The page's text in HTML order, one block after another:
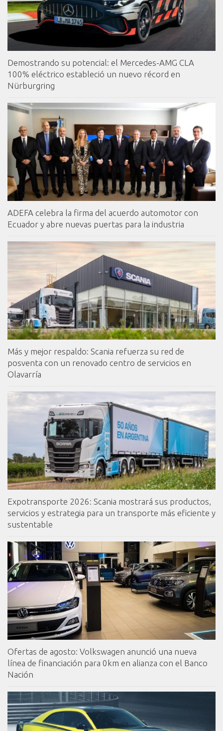
Demostrando su potencial: el Mercedes-AMG CLA
100% eléctrico estableció un nuevo récord en
Nürburgring
ADEFA celebra la firma del acuerdo automotor con
Ecuador y abre nuevas puertas para la industria
Más y mejor respaldo: Scania refuerza su red de
posventa con un renovado centro de servicios en
Olavarría
Expotransporte 2026: Scania mostrará sus productos,
servicios y estrategia para un transporte más eficiente y
sustentable
Ofertas de agosto: Volkswagen anunció una nueva
línea de financiación para 0km en alianza con el Banco
Nación